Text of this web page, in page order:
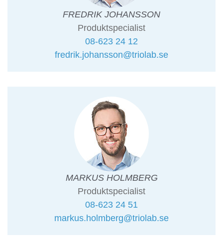
FREDRIK JOHANSSON
Produktspecialist
08-623 24 12
fredrik.johansson@triolab.se
MARKUS HOLMBERG
Produktspecialist
08-623 24 51
markus.holmberg@triolab.se